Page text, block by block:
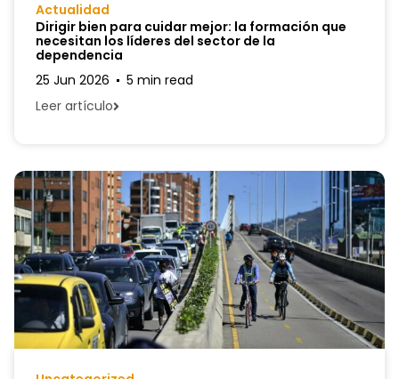
Actualidad
Dirigir bien para cuidar mejor: la formación que
necesitan los líderes del sector de la
dependencia
25 Jun 2026
5 min read
Leer artículo